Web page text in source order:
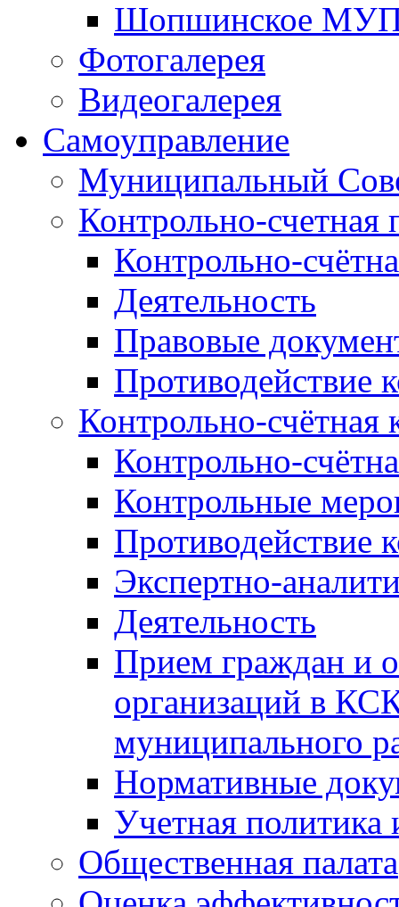
Шопшинское
Фотогалерея
Видеогалерея
Самоуправление
Муниципальный
Контрольно-счетная
Контрольно-
Деятельность
Правовые
Противодействие
Контрольно-счётная
Контрольно-
Контрольные
Противодействие
Экспертно-
Деятельность
Прием граждан и
организаций в
муниципального
Нормативные
Учетная политика
Общественная палата